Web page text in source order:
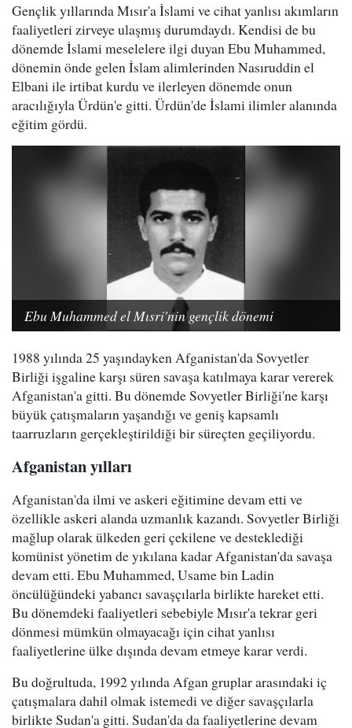
Gençlik yıllarında Mısır'a İslami ve cihat yanlısı akımların
faaliyetleri zirveye ulaşmış durumdaydı. Kendisi de bu
dönemde İslami meselelere ilgi duyan Ebu Muhammed,
dönemin önde gelen İslam alimlerinden Nasıruddin el
Elbani ile irtibat kurdu ve ilerleyen dönemde onun
aracılığıyla Ürdün'e gitti. Ürdün'de İslami ilimler alanında
eğitim gördü.
Ebu Muhammed el Mısri'nin gençlik dönemi
1988 yılında 25 yaşındayken Afganistan'da Sovyetler
Birliği işgaline karşı süren savaşa katılmaya karar vererek
Afganistan'a gitti. Bu dönemde Sovyetler Birliği'ne karşı
büyük çatışmaların yaşandığı ve geniş kapsamlı
taarruzların gerçekleştirildiği bir süreçten geçiliyordu.
Afganistan yılları
Afganistan'da ilmi ve askeri eğitimine devam etti ve
özellikle askeri alanda uzmanlık kazandı. Sovyetler Birliği
mağlup olarak ülkeden geri çekilene ve desteklediği
komünist yönetim de yıkılana kadar Afganistan'da savaşa
devam etti. Ebu Muhammed, Usame bin Ladin
öncülüğündeki yabancı savaşçılarla birlikte hareket etti.
Bu dönemdeki faaliyetleri sebebiyle Mısır'a tekrar geri
dönmesi mümkün olmayacağı için cihat yanlısı
faaliyetlerine ülke dışında devam etmeye karar verdi.
Bu doğrultuda, 1992 yılında Afgan gruplar arasındaki iç
çatışmalara dahil olmak istemedi ve diğer savaşçılarla
birlikte Sudan'a gitti. Sudan'da da faaliyetlerine devam